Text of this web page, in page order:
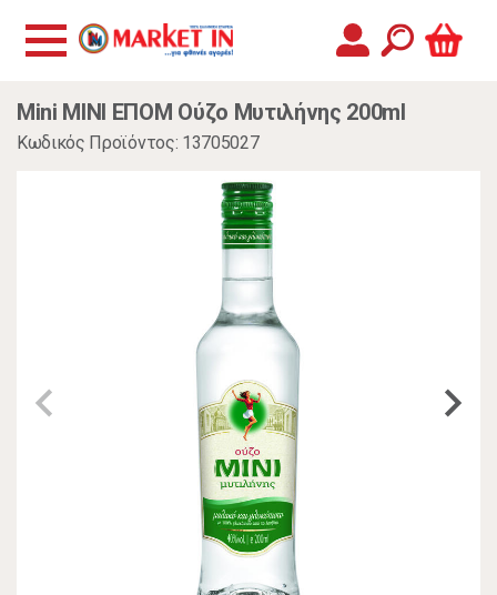
Mini MINI ΕΠΟΜ Ούζο Μυτιλήνης 200ml
Κωδικός Προϊόντος: 13705027